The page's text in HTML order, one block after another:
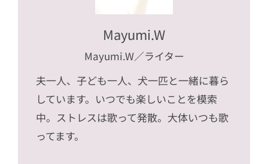
Mayumi.W
Mayumi.W／ライター
夫一人、子ども一人、犬一匹と一緒に暮ら
しています。いつでも楽しいことを模索
中。ストレスは歌って発散。大体いつも歌
ってます。